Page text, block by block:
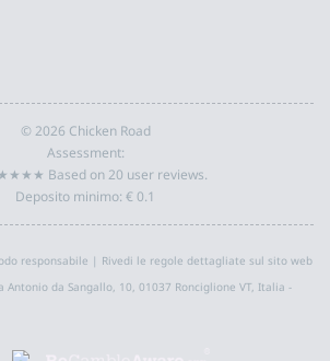
© 2026 Chicken Road
Assessment:
Based on 20 user reviews.
Deposito minimo: € 0.1
responsabile | Rivedi le regole dettagliate sul sito web
da Sangallo, 10, 01037 Ronciglione VT, Italia -